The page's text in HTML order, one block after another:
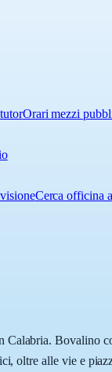
Orari mezzi
Cerca officina
Bovalino
oltre alle vie e